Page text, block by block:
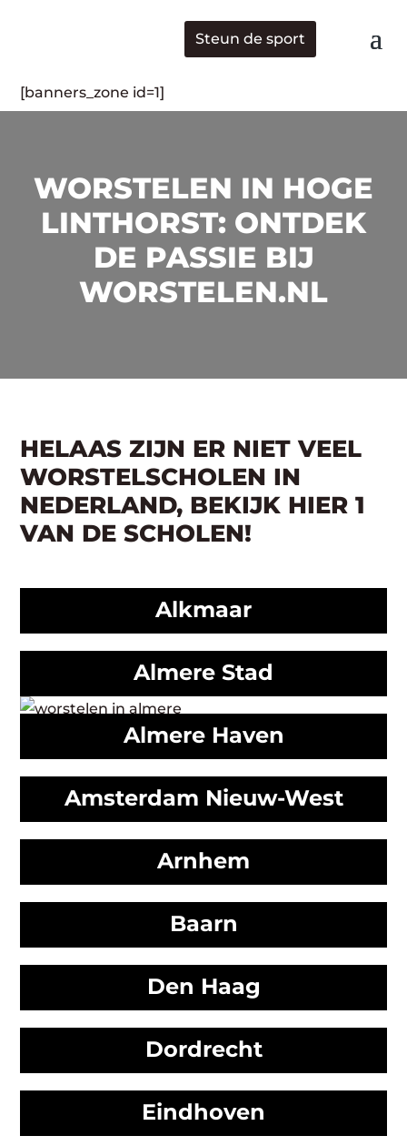
Steun de sport
[banners_zone id=1]
WORSTELEN IN HOGE
LINTHORST: ONTDEK
DE PASSIE BIJ
WORSTELEN.NL
HELAAS ZIJN ER NIET VEEL
WORSTELSCHOLEN IN
NEDERLAND, BEKIJK HIER 1
VAN DE SCHOLEN!
Alkmaar
Almere Stad
Almere Haven
Amsterdam Nieuw-West
Arnhem
Baarn
Den Haag
Dordrecht
Eindhoven